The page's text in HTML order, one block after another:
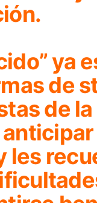
ya
de
de
les